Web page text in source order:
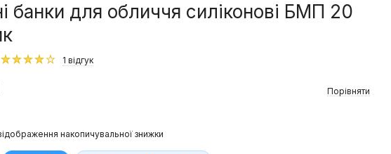
банки для обличчя силіконові БМП 20
1 відгук
Порівняти
накопичувальної знижки